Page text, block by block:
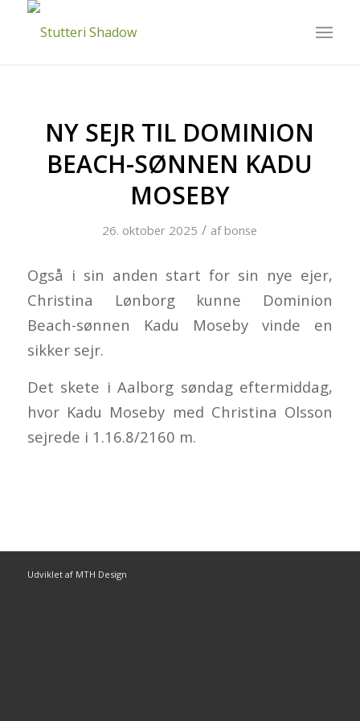
NY SEJR TIL DOMINION
BEACH-SØNNEN KADU
MOSEBY
26. oktober 2025 / afbonse
Også i sin anden start for sin nye ejer,
Christina Lønborg kunne Dominion
Beach-sønnen Kadu Moseby vinde en
sikker sejr.
Det skete i Aalborg søndag eftermiddag,
hvor Kadu Moseby med Christina Olsson
sejrede i 1.16.8/2160 m.
Udviklet af MTH Design